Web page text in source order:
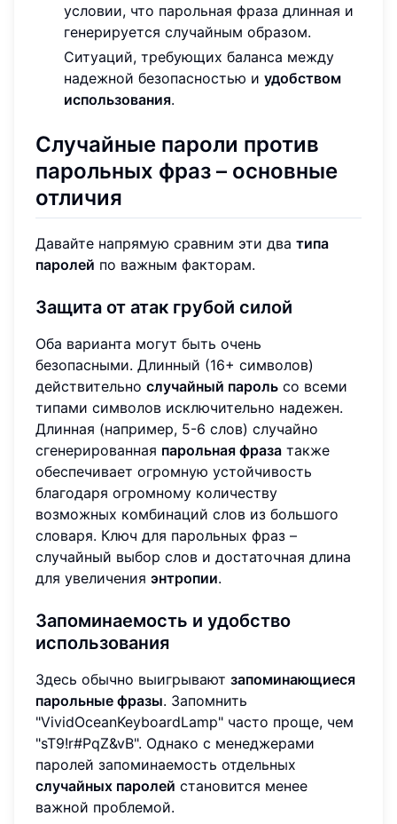
условии, что парольная фраза длинная и
генерируется случайным образом.
Ситуаций, требующих баланса между
надежной безопасностью и удобством
использования.
Случайные пароли против
парольных фраз – основные
отличия
Давайте напрямую сравним эти два типа
паролей по важным факторам.
Защита от атак грубой силой
Оба варианта могут быть очень
безопасными. Длинный (16+ символов)
действительно случайный пароль со всеми
типами символов исключительно надежен.
Длинная (например, 5-6 слов) случайно
сгенерированная парольная фраза также
обеспечивает огромную устойчивость
благодаря огромному количеству
возможных комбинаций слов из большого
словаря. Ключ для парольных фраз –
случайный выбор слов и достаточная длина
для увеличения энтропии.
Запоминаемость и удобство
использования
Здесь обычно выигрывают запоминающиеся
парольные фразы. Запомнить
"VividOceanKeyboardLamp" часто проще, чем
"sT9!r#PqZ&vB". Однако с менеджерами
паролей запоминаемость отдельных
случайных паролей становится менее
важной проблемой.